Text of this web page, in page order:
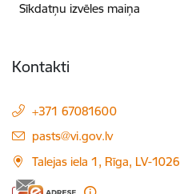
Sīkdatņu izvēles maiņa
Kontakti
+371 67081600
E-pasts:
pasts@vi.gov.lv
Talejas iela 1, Rīga, LV-1026